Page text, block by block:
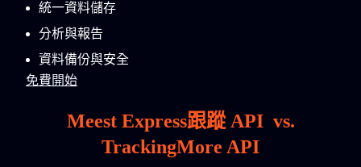
統一資料儲存
分析與報告
資料備份與安全
免費開始
Meest Express跟蹤 API vs.
TrackingMore API